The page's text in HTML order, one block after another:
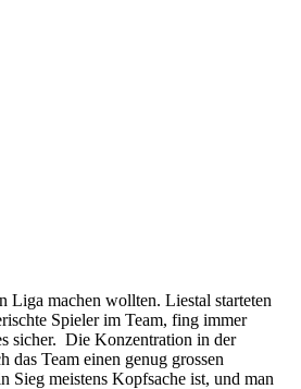
Liga machen wollten. Liestal starteten
Spieler im Team, fing immer
sicher. Die Konzentration in der
Team einen genug grossen
Sieg meistens Kopfsache ist, und man